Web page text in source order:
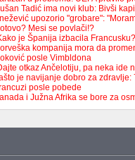
Tadić ima novi klub: Bivši
upozorio "grobare":
Mesi se povlači!?
je Španija izbacila
kompanija mora da
posle Vimbldona
otkaz Ančelotiju, pa neka ide
je navijanje dobro za
posle pobede
i Južna Afrika se bore za